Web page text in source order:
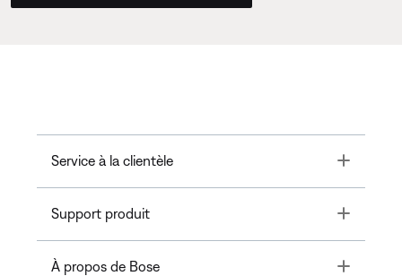
Service à la clientèle Toggle
Support produit Toggle
À propos de Bose Toggle